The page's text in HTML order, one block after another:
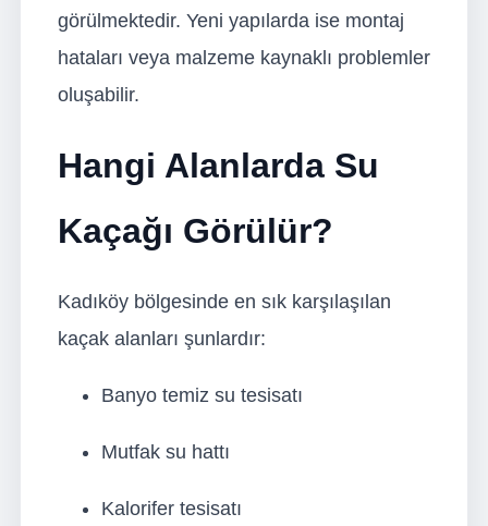
görülmektedir. Yeni yapılarda ise montaj
hataları veya malzeme kaynaklı problemler
oluşabilir.
Hangi Alanlarda Su
Kaçağı Görülür?
Kadıköy bölgesinde en sık karşılaşılan
kaçak alanları şunlardır:
Banyo temiz su tesisatı
Mutfak su hattı
Kalorifer tesisatı